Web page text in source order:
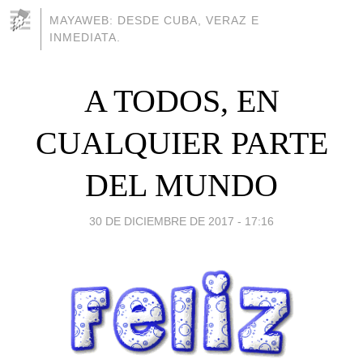
MAYAWEB: DESDE CUBA, VERAZ E
INMEDIATA.
A TODOS, EN
CUALQUIER PARTE
DEL MUNDO
30 DE DICIEMBRE DE 2017 - 17:16